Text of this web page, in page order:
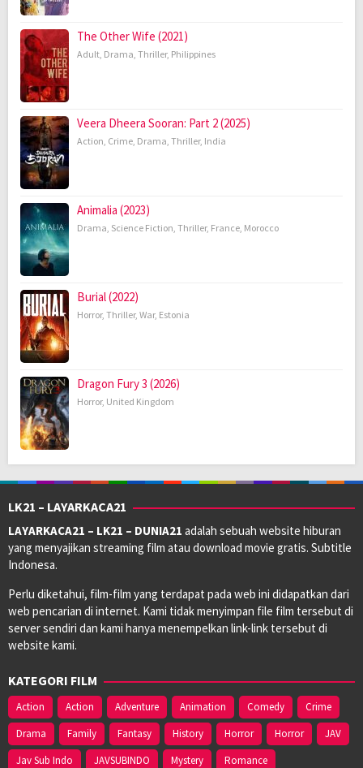
The Other Wife (2021)
Adult, Drama, Thriller, Philippines
Veera Dheera Sooran: Part 2 (2025)
Action, Crime, Drama, Thriller, India
Animalia (2023)
Drama, Science Fiction, Thriller, France, Morocco
Burial (2022)
Horror, Thriller, War, Estonia
Dragon Fury 3 (2026)
Horror, United Kingdom
LK21 – LAYARKACA21
LAYARKACA21 – LK21 – DUNIA21 adalah sebuah website hiburan
yang menyajikan streaming film atau download movie gratis. Subtitle
Indonesa.
Perlu diketahui, film-film yang terdapat pada web ini didapatkan dari
web pencarian di internet. Kami tidak menyimpan file film tersebut di
server sendiri dan kami hanya menempelkan link-link tersebut di
website kami.
KATEGORI FILM
Action Action Adventure Animation Comedy
Crime
Drama
Family Fantasy History Horror Horror
JAV
Jav Sub Indo
JAVSUBINDO Mystery Romance